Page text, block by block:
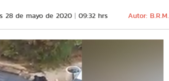
28 de mayo de 2020 09:32 hrs Autor: B.R.M.